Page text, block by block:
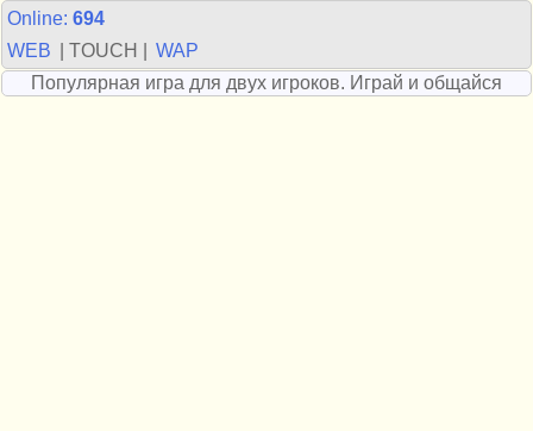
Online: 694
WEB
| TOUCH |
WAP
Популярная игра для двух игроков. Играй и общайся